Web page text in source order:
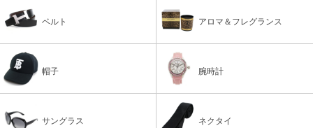
ベルト アロマ＆フレグランス
帽子 腕時計
サングラス ネクタイ